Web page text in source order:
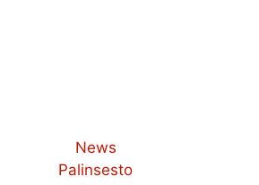
News
Palinsesto